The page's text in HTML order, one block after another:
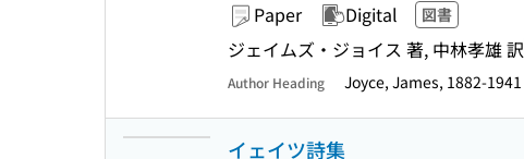
Paper Digital 図書
ジェイムズ・ジョイス 著, 中林孝雄 訳
Author Heading Joyce, James, 1882-1941
イェイツ詩集